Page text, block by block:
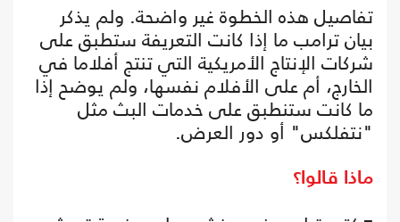
تفاصيل هذه الخطوة غير واضحة. ولم يذكر
بيان ترامب ما إذا كانت التعريفة ستطبق على
شركات الإنتاج الأمريكية التي تنتج أفلاما في
الخارج، أم على الأفلام نفسها، ولم يوضح إذا
ما كانت ستنطبق على خدمات البث مثل
"نتفلكس" أو دور العرض.
ماذا قالوا؟